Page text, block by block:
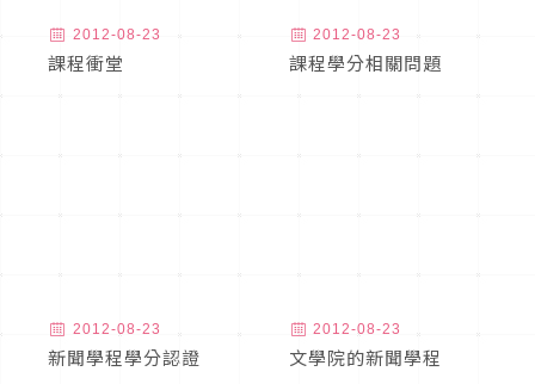
2012-08-23
課程衝堂
2012-08-23
課程學分相關問題
2012-08-23
新聞學程學分認證
2012-08-23
文學院的新聞學程